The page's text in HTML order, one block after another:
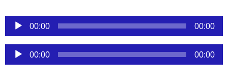
Reproductor
audio
00:00 00:00
Reproductor
de
00:00 00:00